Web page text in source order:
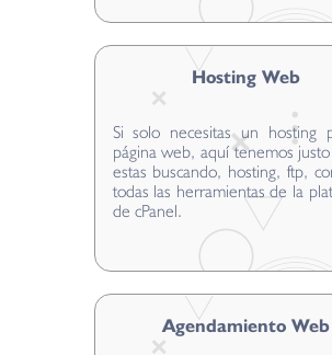
Hosting Web
Si solo necesitas un hosting
página web, aquí tenemos
estas buscando, hosting, ftp,
todas las herramientas de la
de cPanel.
Agendamiento Web